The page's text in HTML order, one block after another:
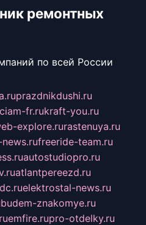
ремонтных
по всей России
prazdnikdushi.ru
ciam-fr.rukraft-you.ru
explore.rurastenuya.ru
freeride-team.ru
autostudiopro.ru
atlantpereezd.ru
elektrostal-news.ru
budem-znakomye.ru
emfire.rupro-otdelky.ru